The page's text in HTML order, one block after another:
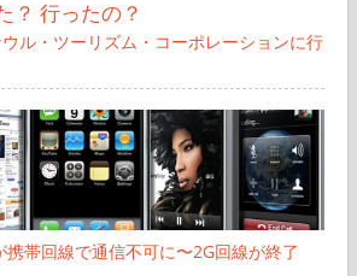
ウル・ツーリズム・コーポレーションに行
帯回線で通信不可に〜2G回線が終了